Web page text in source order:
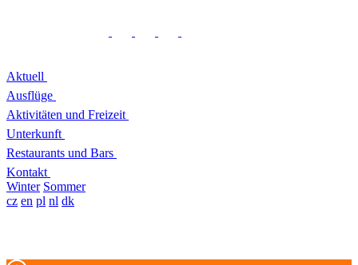
Aktuell
Ausflüge
Aktivitäten und Freizeit
Unterkunft
Restaurants und Bars
Kontakt
Winter Sommer
cz en pl nl dk